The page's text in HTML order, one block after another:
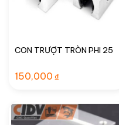
CON TRƯỢT TRÒN PHI 25
150,000 ₫